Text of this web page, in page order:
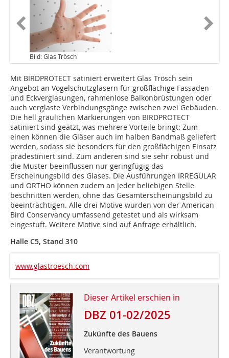
Bild: Glas Trösch
Mit BIRDPROTECT satiniert erweitert Glas Trösch sein
Angebot an Vogelschutzgläsern für großflächige Fassaden-
und Eckverglasungen, rahmenlose Balkonbrüstungen oder
auch verglaste Verbindungsgänge zwischen zwei Gebäuden.
Die hell gräulichen Markierungen von BIRDPROTECT
satiniert sind geätzt, was mehrere Vorteile bringt: Zum
einen können die Gläser auch im halben Bandmaß geliefert
werden, sodass sie besonders für den großflächigen Einsatz
prädestiniert sind. Zum anderen sind sie sehr robust und
die Muster beeinflussen nur geringfügig das
Erscheinungsbild des Glases. Die Ausführungen IRREGULAR
und ORTHO können zudem an jeder beliebigen Stelle
beschnitten werden, ohne das Gesamterscheinungsbild zu
beeinträchtigen. Alle drei Motive wurden von der American
Bird Conservancy umfassend getestet und als wirksam
eingestuft. Weitere Motive sind auf Anfrage erhältlich.
Halle C5, Stand 310
www.glastroesch.com
Dieser Artikel erschien in
DBZ 01-02/2025
Zukünfte des Bauens
Verantwortung